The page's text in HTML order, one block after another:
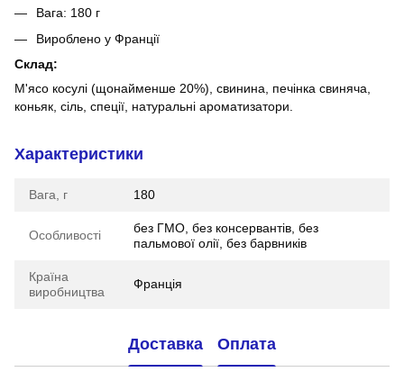
Вага: 180 г
Вироблено у Франції
Склад:
М'ясо косулі (щонайменше 20%), свинина, печінка свиняча,
коньяк, сіль, спеції, натуральні ароматизатори.
Характеристики
Вага, г 180
Особливості
без ГМО, без консервантів, без
пальмової олії, без барвників
Країна
виробництва
Франція
Доставка Оплата